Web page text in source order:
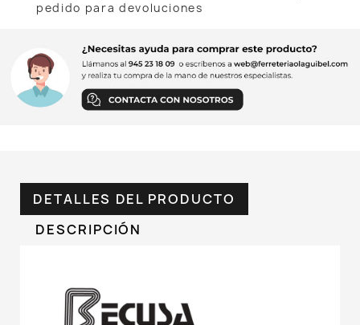
pedido para devoluciones
DETALLES DEL PRODUCTO
DESCRIPCIÓN